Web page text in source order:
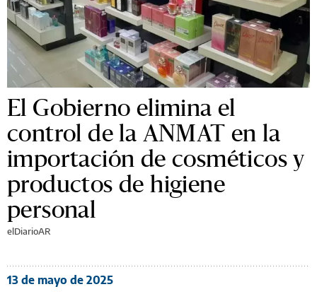
El Gobierno elimina el
control de la ANMAT en la
importación de cosméticos y
productos de higiene
personal
elDiarioAR
13 de mayo de 2025